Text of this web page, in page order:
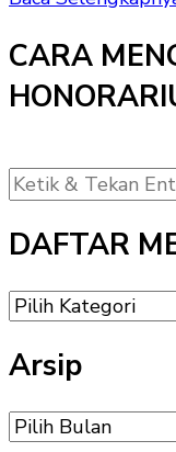
CARA
Mencari
Sesuatu?
DAFTAR
DAFTAR
MENU
Arsip
Arsip